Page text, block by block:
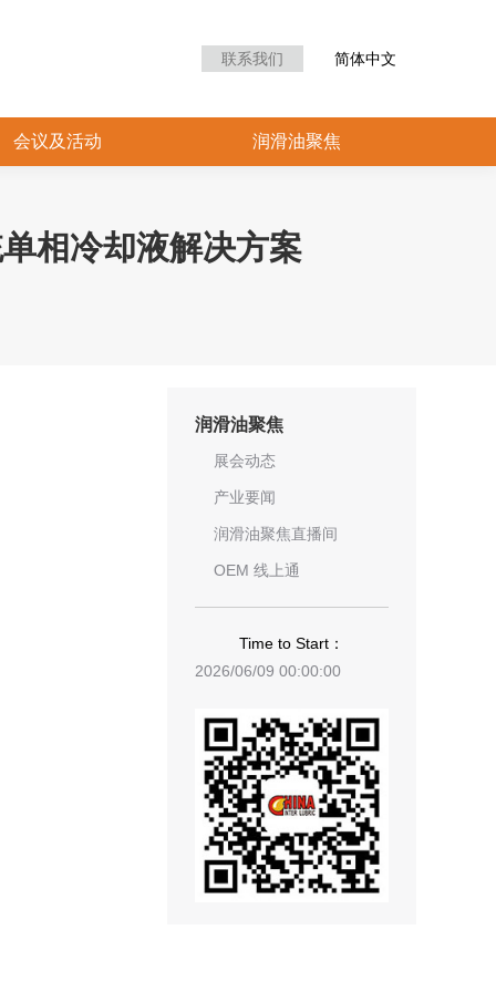
联系我们 简体中文
会议及活动 润滑油聚焦
相冷却液解决方案
润滑油聚焦
展会动态
产业要闻
润滑油聚焦直播间
OEM 线上通
Time to Start：
2026/06/09 00:00:00